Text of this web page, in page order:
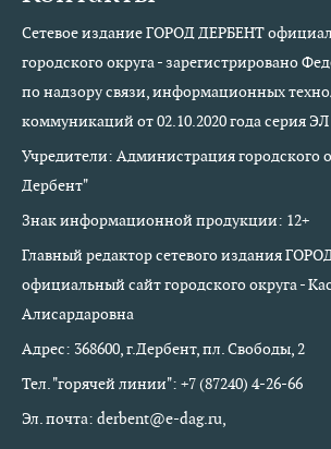
Сетевое издание ГОРОД ДЕРБЕНТ
городского округа - зарегистрировано
по надзору связи, информационных
коммуникаций от 02.10.2020 года серия
Учредители: Администрация городского
Дербент"
Знак информационной продукции: 12+
Главный редактор сетевого издания
официальный сайт городского округа -
Алисардаровна
Адрес: 368600, г.Дербент, пл. Свободы, 2
Тел. "горячей линии": +7 (87240) 4-26-66
Эл. почта: derbent@e-dag.ru,